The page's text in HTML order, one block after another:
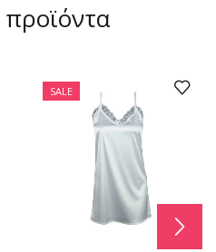
προϊόντα
SALE